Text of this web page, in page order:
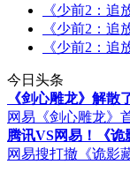
《少前2：追
《少前2：
《少前2：
今日头条
《剑心雕龙》解散
网易《剑心雕龙》
腾讯VS网易！《诡
网易搜打撤《诡影